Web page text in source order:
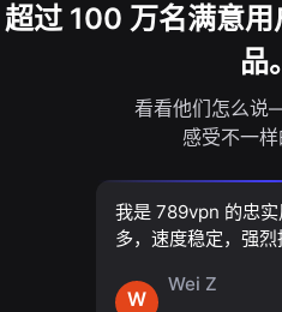
超过 100 万名满意
品。
看看他们怎么说
感受不一样
我是 789vpn 的忠
多，速度稳定，强烈
W
Wei Z